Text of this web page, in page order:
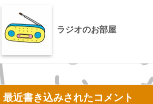
ラジオのお部屋
最近書き込みされたコメント